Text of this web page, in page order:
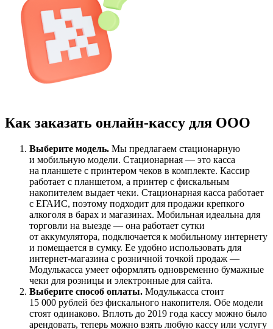
Как заказать онлайн-кассу для ООО
Выберите модель. Мы предлагаем стационарную
и мобильную модели. Стационарная — это касса
на планшете с принтером чеков в комплекте. Кассир
работает с планшетом, а принтер с фискальным
накопителем выдает чеки. Стационарная касса работает
с ЕГАИС, поэтому подходит для продажи крепкого
алкоголя в барах и магазинах. Мобильная идеальна для
торговли на выезде — она работает сутки
от аккумулятора, подключается к мобильному интернету
и помещается в сумку. Ее удобно использовать для
интернет-магазина с розничной точкой продаж —
Модулькасса умеет оформлять одновременно бумажные
чеки для розницы и электронные для сайта.
Выберите способ оплаты. Модулькасса стоит
15 000 рублей без фискального накопителя. Обе модели
стоят одинаково. Вплоть до 2019 года кассу можно было
арендовать, теперь можно взять любую кассу или услугу